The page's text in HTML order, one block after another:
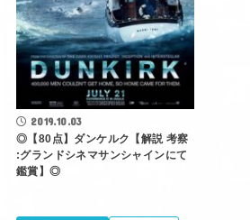
2019.10.03
◎【80点】ダンケルク【解説 考察
:グランドシネマサンシャインにて
鑑賞】◎